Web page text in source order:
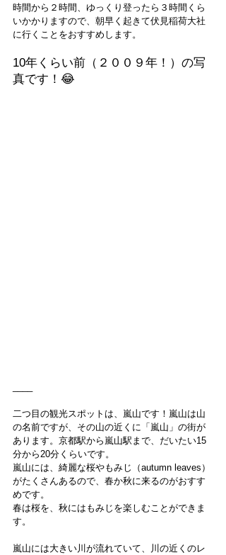
時間から２時間、ゆっくり登ったら３時間くら
いかかりますので、朝早く起きて伏見稲荷大社
に行くことをおすすめします。
10年くらい前（２００９年！）の写
真です！😂
二つ目の観光スポットは、嵐山です！嵐山は山
の名前ですが、その山の近くに「嵐山」の街が
あります。京都駅から嵐山駅まで、だいたい15
分から20分くらいです。
嵐山には、綺麗な桜やもみじ（autumn leaves）
がたくさんあるので、春か秋に来るのがおすす
めです。
春は桜を、秋にはもみじを楽しむことができま
す。
嵐山には大きい川が流れていて、川の近くのレ